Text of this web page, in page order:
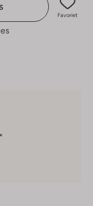
Favoriet